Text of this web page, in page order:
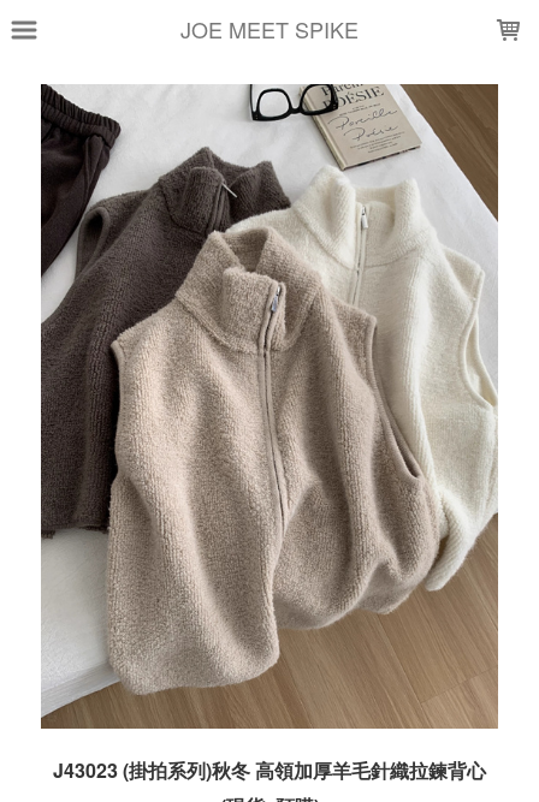
JOE MEET SPIKE
J43023 (掛拍系列)秋冬 高領加厚羊毛針織拉鍊背心